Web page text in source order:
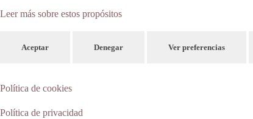
Leer más sobre estos propósitos
Aceptar Denegar Ver preferencias
Política de cookies
Política de privacidad